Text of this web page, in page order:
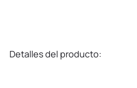
Detalles del producto: